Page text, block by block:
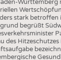
Württemberg
stark betroffen
begrüßt
des